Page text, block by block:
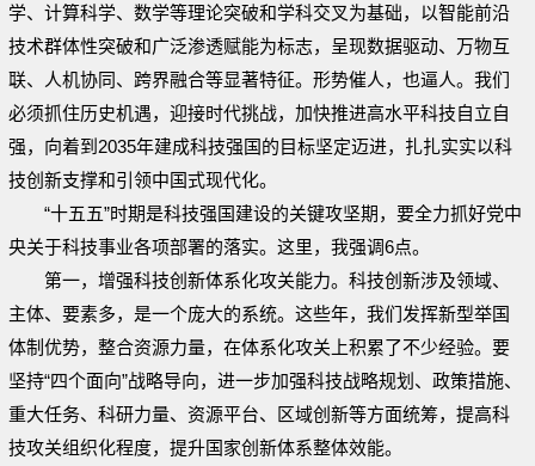
学、计算科学、数学等理论突破和学科交叉为基础，以智能前沿
技术群体性突破和广泛渗透赋能为标志，呈现数据驱动、万物互
联、人机协同、跨界融合等显著特征。形势催人，也逼人。我们
必须抓住历史机遇，迎接时代挑战，加快推进高水平科技自立自
强，向着到2035年建成科技强国的目标坚定迈进，扎扎实实以科
技创新支撑和引领中国式现代化。
“十五五”时期是科技强国建设的关键攻坚期，要全力抓好党中
央关于科技事业各项部署的落实。这里，我强调6点。
第一，增强科技创新体系化攻关能力。科技创新涉及领域、
主体、要素多，是一个庞大的系统。这些年，我们发挥新型举国
体制优势，整合资源力量，在体系化攻关上积累了不少经验。要
坚持“四个面向”战略导向，进一步加强科技战略规划、政策措施、
重大任务、科研力量、资源平台、区域创新等方面统筹，提高科
技攻关组织化程度，提升国家创新体系整体效能。